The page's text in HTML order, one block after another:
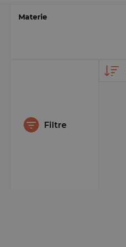
Materie
Filtre